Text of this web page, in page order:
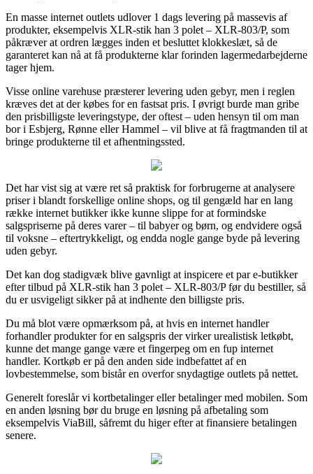
En masse internet outlets udlover 1 dags levering på massevis af
produkter, eksempelvis XLR-stik han 3 polet – XLR-803/P, som
påkræver at ordren lægges inden et besluttet klokkeslæt, så de
garanteret kan nå at få produkterne klar forinden lagermedarbejderne
tager hjem.
Visse online varehuse præsterer levering uden gebyr, men i reglen
kræves det at der købes for en fastsat pris. I øvrigt burde man gribe
den prisbilligste leveringstype, der oftest – uden hensyn til om man
bor i Esbjerg, Rønne eller Hammel – vil blive at få fragtmanden til at
bringe produkterne til et afhentningssted.
Det har vist sig at være ret så praktisk for forbrugerne at analysere
priser i blandt forskellige online shops, og til gengæld har en lang
række internet butikker ikke kunne slippe for at formindske
salgspriserne på deres varer – til babyer og børn, og endvidere også
til voksne – eftertrykkeligt, og endda nogle gange byde på levering
uden gebyr.
Det kan dog stadigvæk blive gavnligt at inspicere et par e-butikker
efter tilbud på XLR-stik han 3 polet – XLR-803/P før du bestiller, så
du er usvigeligt sikker på at indhente den billigste pris.
Du må blot være opmærksom på, at hvis en internet handler
forhandler produkter for en salgspris der virker urealistisk letkøbt,
kunne det mange gange være et fingerpeg om en fup internet
handler. Kortkøb er på den anden side indbefattet af en
lovbestemmelse, som bistår en overfor snydagtige outlets på nettet.
Generelt foreslår vi kortbetalinger eller betalinger med mobilen. Som
en anden løsning bør du bruge en løsning på afbetaling som
eksempelvis ViaBill, såfremt du higer efter at finansiere betalingen
senere.